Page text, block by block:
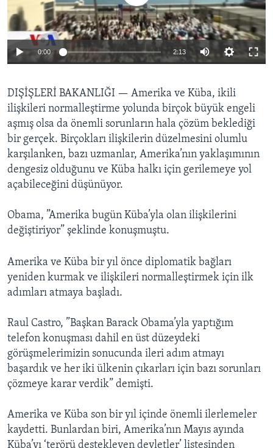
HAYATTAN
SANAT
BIZI TAKIP EDIN
Diller
0:00 2:13
DIŞİŞLERİ BAKANLIĞI — Amerika ve Küba, ikili
ilişkileri normalleştirme yolunda birçok büyük engeli
aşmış olsa da önemli sorunların hala çözüm beklediği
bir gerçek. Birçokları ilişkilerin düzelmesini olumlu
karşılanken, bazı uzmanlar, Amerika’nın yaklaşımının
dengesiz olduğunu ve Küba halkı için gerilemeye yol
açabileceğini düşünüyor.
Obama, ”Amerika bugün Küba’yla olan ilişkilerini
değiştiriyor” şeklinde konuşmuştu.
Amerika ve Küba bir yıl önce diplomatik bağları
yeniden kurmak ve ilişkileri normalleştirmek için ilk
adımları atmaya başladı.
Raul Castro, ”Başkan Barack Obama’yla yaptığım
telefon konuşması dahil en üst düzeydeki
görüşmelerimizin sonucunda ileri adım atmayı
başardık ve her iki ülkenin çıkarları için bazı sorunları
çözmeye karar verdik” demişti.
Amerika ve Küba son bir yıl içinde önemli ilerlemeler
kaydetti. Bunlardan biri, Amerika’nın Mayıs ayında
Küba’yı ‘terörü destekleyen devletler’ listesinden